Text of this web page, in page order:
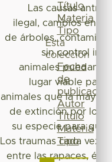
Las causas
ilegal, cambios en el
de árboles,
sin control
animales puedan
lugar viable para
animales que la
de extinción por lo
su especie para que
Los traumas cada vez
entre las rapaces,
Título
Materia
Tipo
Esta
colección
Fecha
de
publicación
Autor
Título
Materia
Tipo